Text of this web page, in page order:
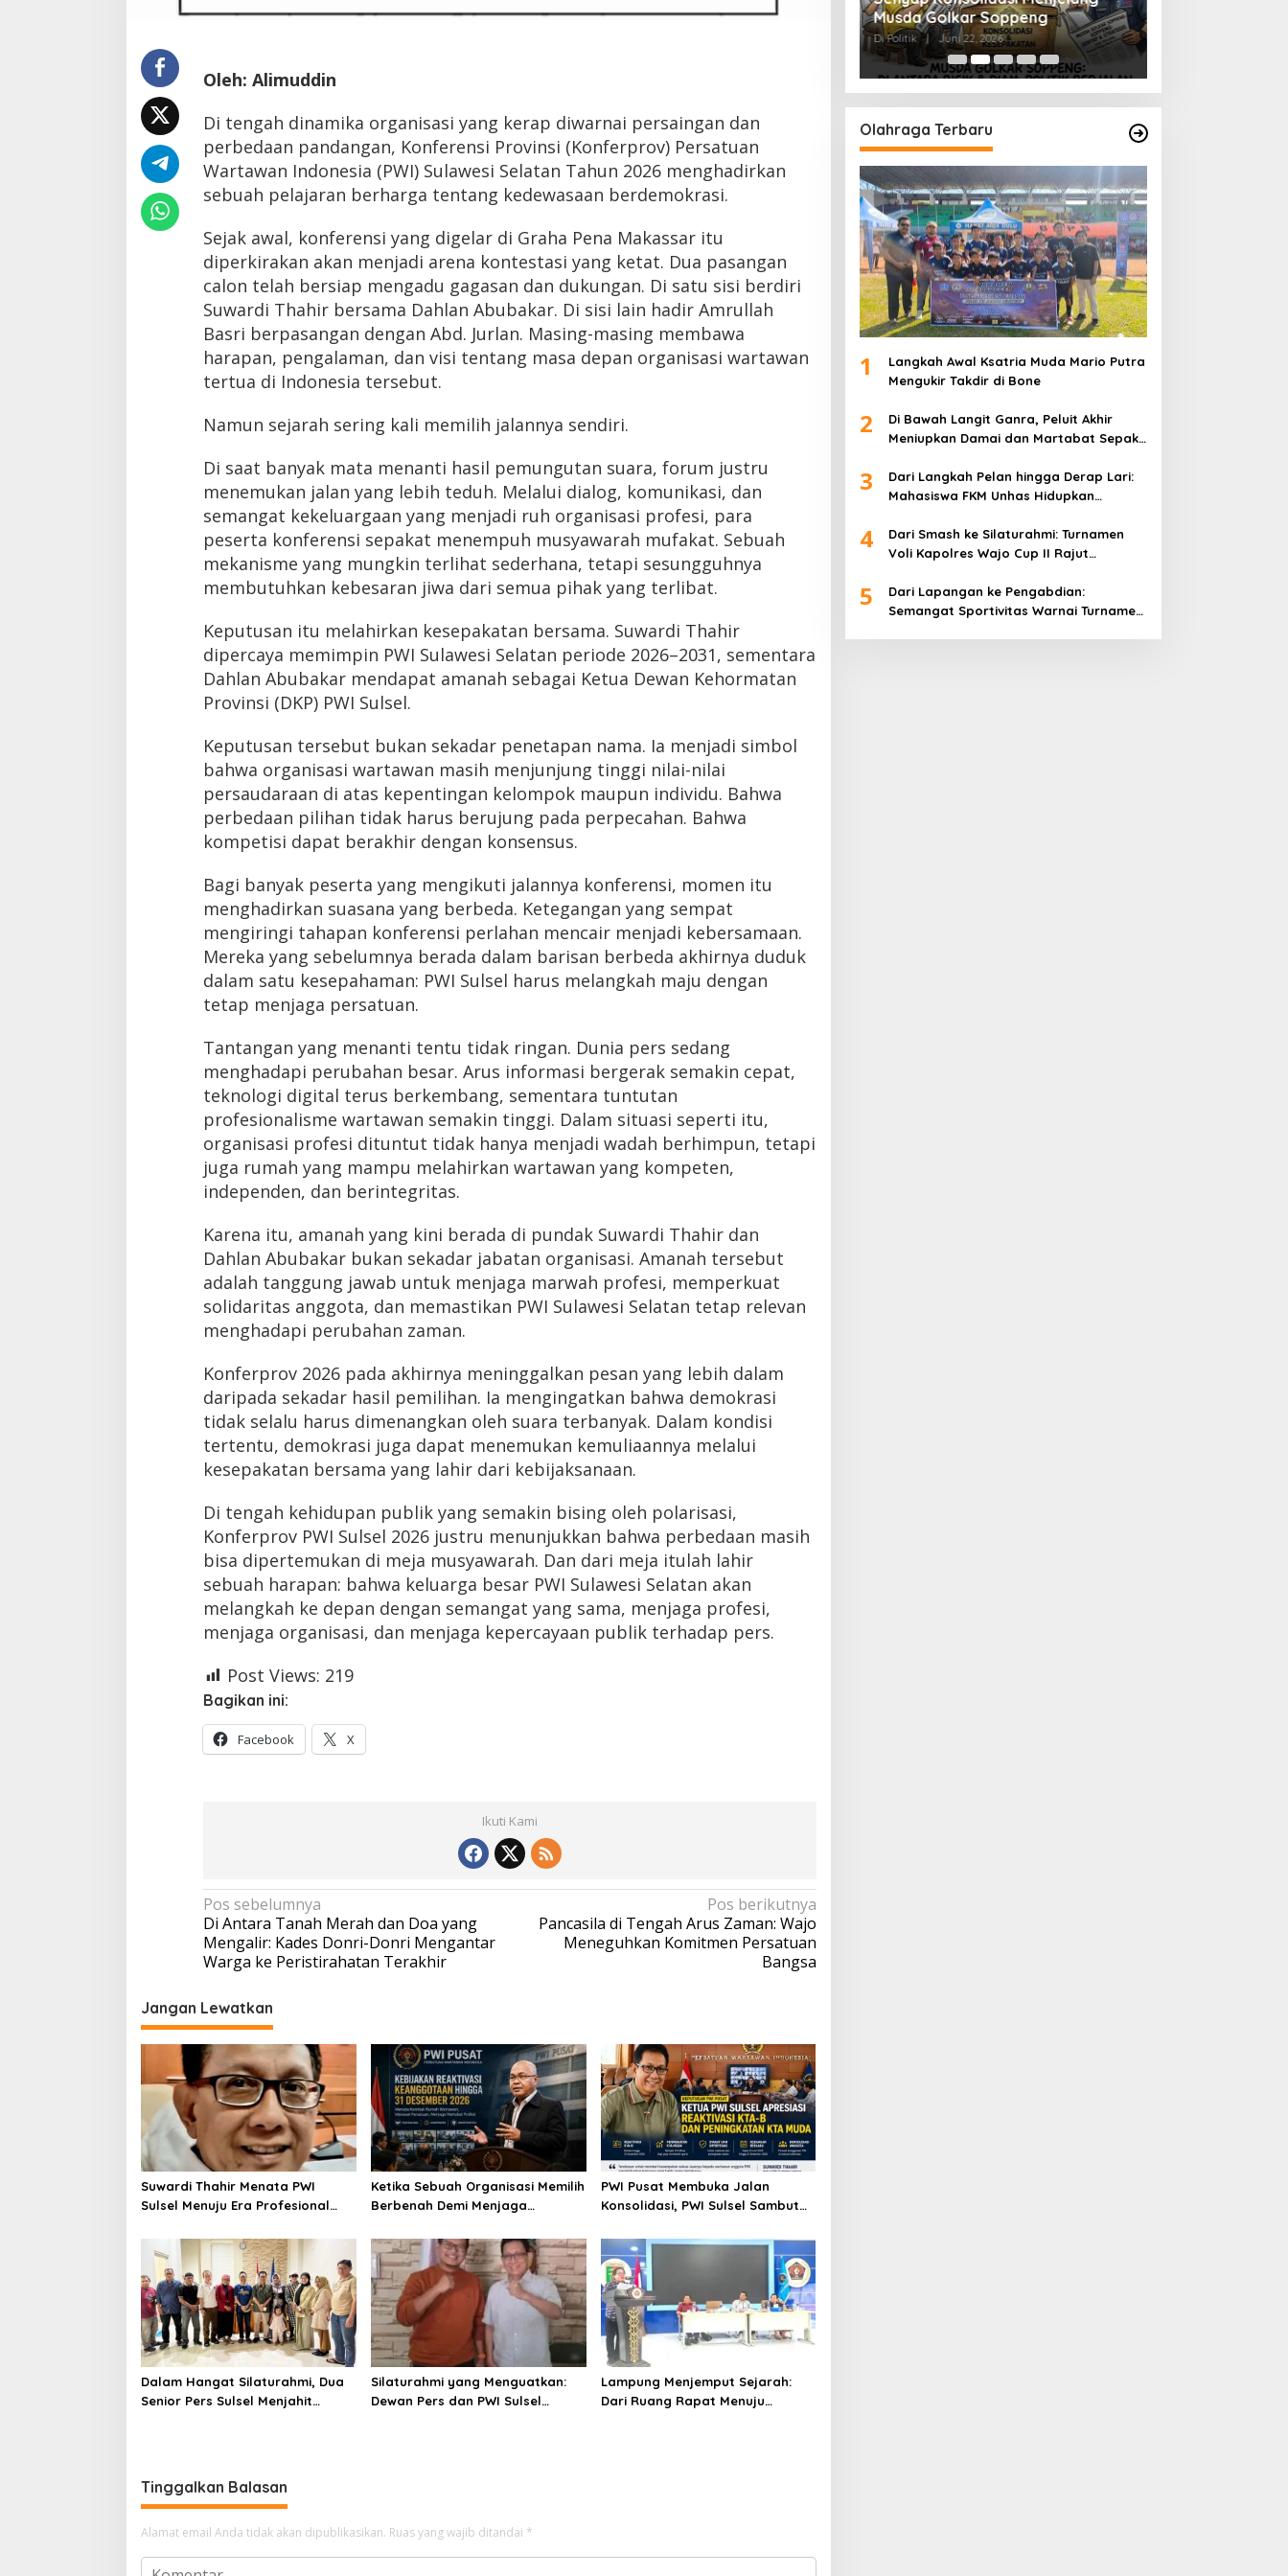
Oleh: Alimuddin
Di tengah dinamika organisasi yang kerap diwarnai persaingan dan
perbedaan pandangan, Konferensi Provinsi (Konferprov) Persatuan
Wartawan Indonesia (PWI) Sulawesi Selatan Tahun 2026 menghadirkan
sebuah pelajaran berharga tentang kedewasaan berdemokrasi.
Sejak awal, konferensi yang digelar di Graha Pena Makassar itu
diperkirakan akan menjadi arena kontestasi yang ketat. Dua pasangan
calon telah bersiap mengadu gagasan dan dukungan. Di satu sisi berdiri
Suwardi Thahir bersama Dahlan Abubakar. Di sisi lain hadir Amrullah
Basri berpasangan dengan Abd. Jurlan. Masing-masing membawa
harapan, pengalaman, dan visi tentang masa depan organisasi wartawan
tertua di Indonesia tersebut.
Namun sejarah sering kali memilih jalannya sendiri.
Di saat banyak mata menanti hasil pemungutan suara, forum justru
menemukan jalan yang lebih teduh. Melalui dialog, komunikasi, dan
semangat kekeluargaan yang menjadi ruh organisasi profesi, para
peserta konferensi sepakat menempuh musyawarah mufakat. Sebuah
mekanisme yang mungkin terlihat sederhana, tetapi sesungguhnya
membutuhkan kebesaran jiwa dari semua pihak yang terlibat.
Keputusan itu melahirkan kesepakatan bersama. Suwardi Thahir
dipercaya memimpin PWI Sulawesi Selatan periode 2026–2031, sementara
Dahlan Abubakar mendapat amanah sebagai Ketua Dewan Kehormatan
Provinsi (DKP) PWI Sulsel.
Keputusan tersebut bukan sekadar penetapan nama. Ia menjadi simbol
bahwa organisasi wartawan masih menjunjung tinggi nilai-nilai
persaudaraan di atas kepentingan kelompok maupun individu. Bahwa
perbedaan pilihan tidak harus berujung pada perpecahan. Bahwa
kompetisi dapat berakhir dengan konsensus.
Bagi banyak peserta yang mengikuti jalannya konferensi, momen itu
menghadirkan suasana yang berbeda. Ketegangan yang sempat
mengiringi tahapan konferensi perlahan mencair menjadi kebersamaan.
Mereka yang sebelumnya berada dalam barisan berbeda akhirnya duduk
dalam satu kesepahaman: PWI Sulsel harus melangkah maju dengan
tetap menjaga persatuan.
Tantangan yang menanti tentu tidak ringan. Dunia pers sedang
menghadapi perubahan besar. Arus informasi bergerak semakin cepat,
teknologi digital terus berkembang, sementara tuntutan
profesionalisme wartawan semakin tinggi. Dalam situasi seperti itu,
organisasi profesi dituntut tidak hanya menjadi wadah berhimpun, tetapi
juga rumah yang mampu melahirkan wartawan yang kompeten,
independen, dan berintegritas.
Karena itu, amanah yang kini berada di pundak Suwardi Thahir dan
Dahlan Abubakar bukan sekadar jabatan organisasi. Amanah tersebut
adalah tanggung jawab untuk menjaga marwah profesi, memperkuat
solidaritas anggota, dan memastikan PWI Sulawesi Selatan tetap relevan
menghadapi perubahan zaman.
Konferprov 2026 pada akhirnya meninggalkan pesan yang lebih dalam
daripada sekadar hasil pemilihan. Ia mengingatkan bahwa demokrasi
tidak selalu harus dimenangkan oleh suara terbanyak. Dalam kondisi
tertentu, demokrasi juga dapat menemukan kemuliaannya melalui
kesepakatan bersama yang lahir dari kebijaksanaan.
Di tengah kehidupan publik yang semakin bising oleh polarisasi,
Konferprov PWI Sulsel 2026 justru menunjukkan bahwa perbedaan masih
bisa dipertemukan di meja musyawarah. Dan dari meja itulah lahir
sebuah harapan: bahwa keluarga besar PWI Sulawesi Selatan akan
melangkah ke depan dengan semangat yang sama, menjaga profesi,
menjaga organisasi, dan menjaga kepercayaan publik terhadap pers.
Post Views: 219
Bagikan ini:
Facebook X
Ikuti Kami
Navigasi
pos
Pos sebelumnya
Di Antara Tanah Merah dan Doa yang
Mengalir: Kades Donri-Donri Mengantar
Warga ke Peristirahatan Terakhir
Pos berikutnya
Pancasila di Tengah Arus Zaman: Wajo
Meneguhkan Komitmen Persatuan
Bangsa
Jangan Lewatkan
Suwardi Thahir Menata PWI
Sulsel Menuju Era Profesional
Ketika Sebuah Organisasi Memilih
Berbenah Demi Menjaga
PWI Pusat Membuka Jalan
Konsolidasi, PWI Sulsel Sambut
Dalam Hangat Silaturahmi, Dua
Senior Pers Sulsel Menjahit
Silaturahmi yang Menguatkan:
Dewan Pers dan PWI Sulsel
Lampung Menjemput Sejarah:
Dari Ruang Rapat Menuju
Tinggalkan Balasan
Alamat email Anda tidak akan dipublikasikan. Ruas yang wajib ditandai *
Latemmamala
Musda Golkar Soppeng
Di Politik | Juni 22, 2026
Olahraga Terbaru
1
Langkah Awal Ksatria Muda Mario Putra
Mengukir Takdir di Bone
2
Di Bawah Langit Ganra, Peluit Akhir
Meniupkan Damai dan Martabat Sepak
3
Dari Langkah Pelan hingga Derap Lari:
Mahasiswa FKM Unhas Hidupkan
4
Dari Smash ke Silaturahmi: Turnamen
Voli Kapolres Wajo Cup II Rajut
80
5
Dari Lapangan ke Pengabdian:
Semangat Sportivitas Warnai Turnamen